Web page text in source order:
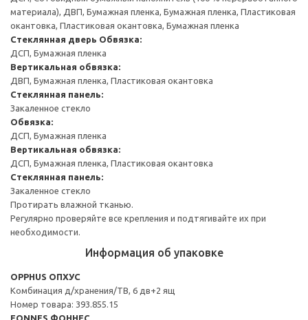
материала), ДВП, Бумажная пленка, Бумажная пленка, Пластиковая
окантовка, Пластиковая окантовка, Бумажная пленка
Стеклянная дверь Обвязка:
ДСП, Бумажная пленка
Вертикальная обвязка:
ДВП, Бумажная пленка, Пластиковая окантовка
Стеклянная панель:
Закаленное стекло
Обвязка:
ДСП, Бумажная пленка
Вертикальная обвязка:
ДСП, Бумажная пленка, Пластиковая окантовка
Стеклянная панель:
Закаленное стекло
Протирать влажной тканью.
Регулярно проверяйте все крепления и подтягивайте их при
необходимости.
Информация об упаковке
OPPHUS ОПХУС
Комбинация д/хранения/ТВ, 6 дв+2 ящ
Номер товара: 393.855.15
FONNES ФОННЕС